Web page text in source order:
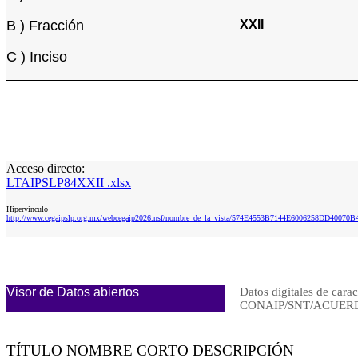
B ) Fracción
XXII
C ) Inciso
Acceso directo:
LTAIPSLP84XXII .xlsx
Hipervinculo
http://www.cegaipslp.org.mx/webcegaip2026.nsf/nombre_de_la_vista/
Visor de Datos abiertos
Datos digitales de
CONAIP/SNT/
TÍTULO NOMBRE CORTO DESCRIPCIÓN